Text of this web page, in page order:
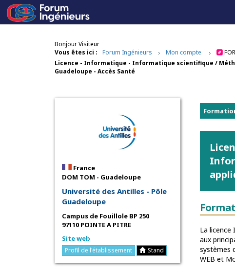
Bonjour Visiteur
Vous êtes ici :
Forum Ingénieurs Mon compte
Licence - Informatique - Informatique scientifique /
Guadeloupe - Accès Santé
France
DOM TOM - Guadeloupe
Université des Antilles - Pôle
Guadeloupe
Campus de Fouillole BP 250
97110 POINTE A PITRE
Site web
Profil de l'établissement Stand
La
aux
systèmes
WEB et